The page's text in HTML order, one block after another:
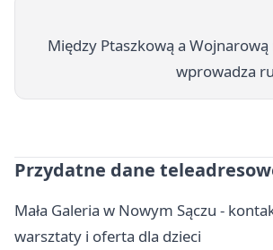
Między Ptaszkową a
wprowadza
Przydatne dane
Mała Galeria w Nowym Sączu -
warsztaty i oferta dla dzieci